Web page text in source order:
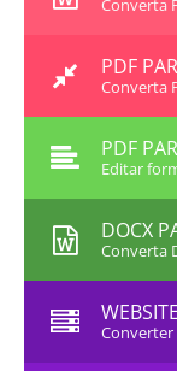
Converta
PDF
Converta
PDF
Editar
DOCX
Converta
Converter